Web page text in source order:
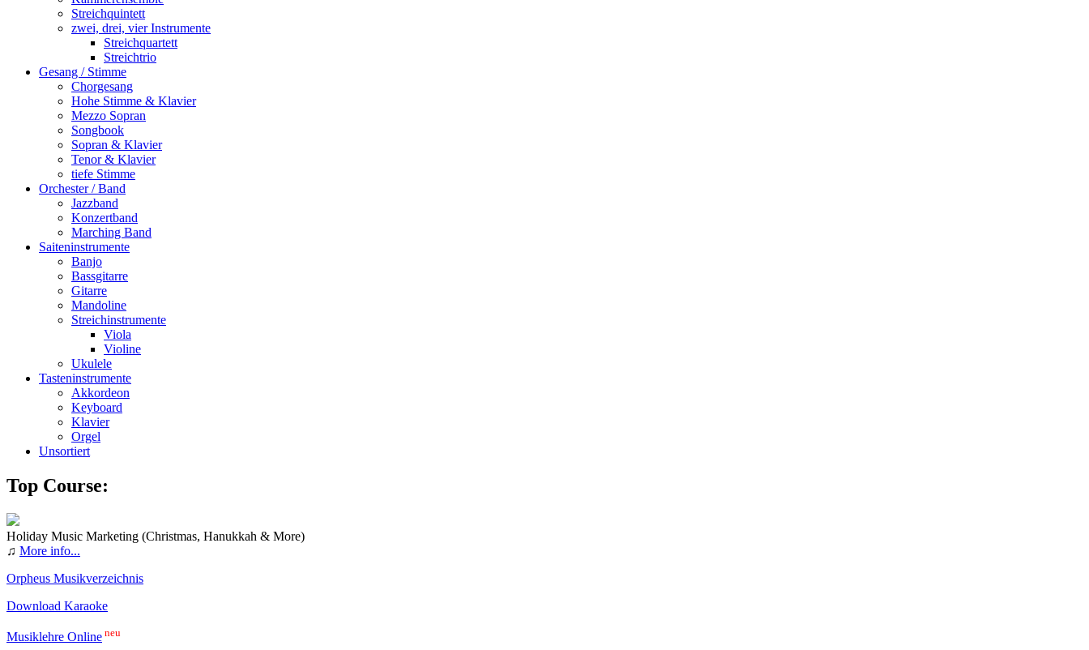
Streichquintett
zwei, drei, vier Instrumente
Streichquartett
Streichtrio
Gesang / Stimme
Chorgesang
Hohe Stimme & Klavier
Mezzo Sopran
Songbook
Sopran & Klavier
Tenor & Klavier
tiefe Stimme
Orchester / Band
Jazzband
Konzertband
Marching Band
Saiteninstrumente
Banjo
Bassgitarre
Gitarre
Mandoline
Streichinstrumente
Viola
Violine
Ukulele
Tasteninstrumente
Akkordeon
Keyboard
Klavier
Orgel
Unsortiert
Top Course:
Holiday Music Marketing (Christmas, Hanukkah & More)
♫ More info...
Orpheus Musikverzeichnis
Download Karaoke
Musiklehre Online neu